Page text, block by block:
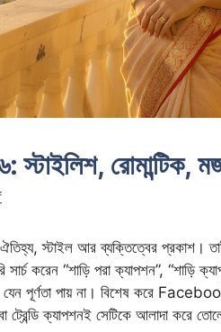
রোমান্টিক,
স্টাইল আর ব্যক্তিত্বের প্রকাশ।
করেন “শাড়ি পরা ক্যাপশন”, “শাড়ি
যেন পূর্ণতা পায় না। বিশেষ করে
ট্রেন্ডি ক্যাপশনই সেটিকে আলাদা করে